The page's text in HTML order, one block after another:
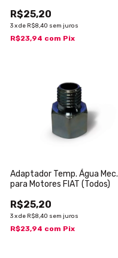
R$25,20
3xde R$8,40 sem juros
R$23,94 com Pix
Adaptador Temp. Água Mec.
para Motores FIAT (Todos)
R$25,20
3xde R$8,40 sem juros
R$23,94 com Pix